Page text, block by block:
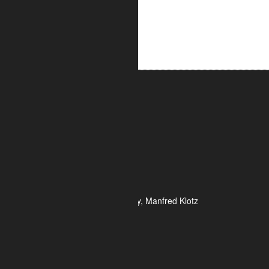
Geschäftsführung Yekta Geray, Manfred Klotz